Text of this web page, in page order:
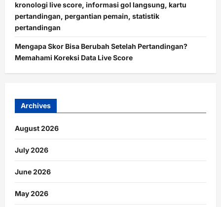
kronologi live score, informasi gol langsung, kartu
pertandingan, pergantian pemain, statistik
pertandingan
Mengapa Skor Bisa Berubah Setelah Pertandingan?
Memahami Koreksi Data Live Score
Archives
August 2026
July 2026
June 2026
May 2026